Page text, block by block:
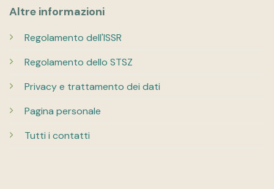
Altre informazioni
Regolamento dell'ISSR
Regolamento dello STSZ
Privacy e trattamento dei dati
Pagina personale
Tutti i contatti